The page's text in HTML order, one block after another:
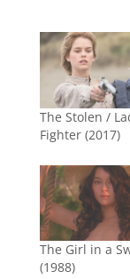
The Stolen /
Fighter (2017)
The Girl in a
(1988)